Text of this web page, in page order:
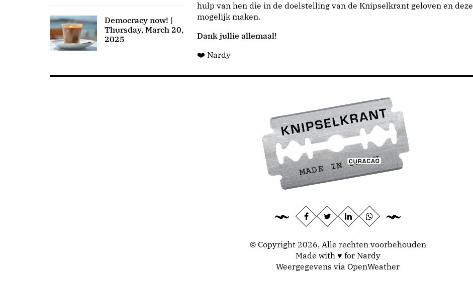
Democracy now! |
Thursday, March 20,
2025
hulp van hen die in de doelstelling van de Knipselkrant geloven en deze
mogelijk maken.
Dank jullie allemaal!
❤️ Nardy
© Copyright 2026, Alle rechten voorbehouden
Made with ♥ for Nardy
Weergegevens via OpenWeather